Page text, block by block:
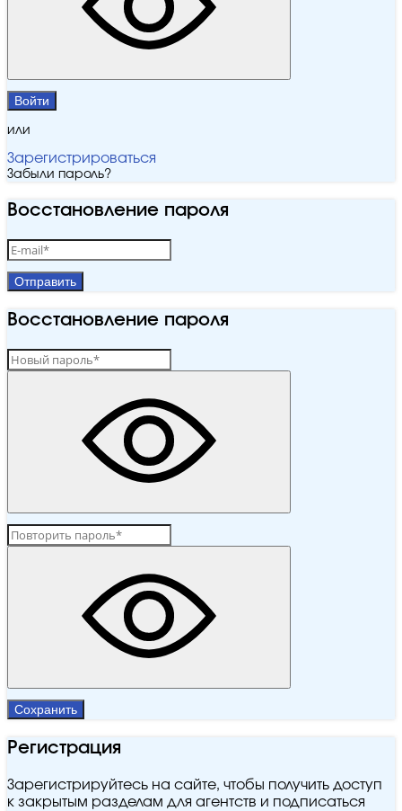
Войти
или
Зарегистрироваться
Забыли пароль?
Восстановление пароля
Отправить
Восстановление пароля
Сохранить
Регистрация
Зарегистрируйтесь на сайте, чтобы получить доступ
к закрытым разделам для агентств и подписаться